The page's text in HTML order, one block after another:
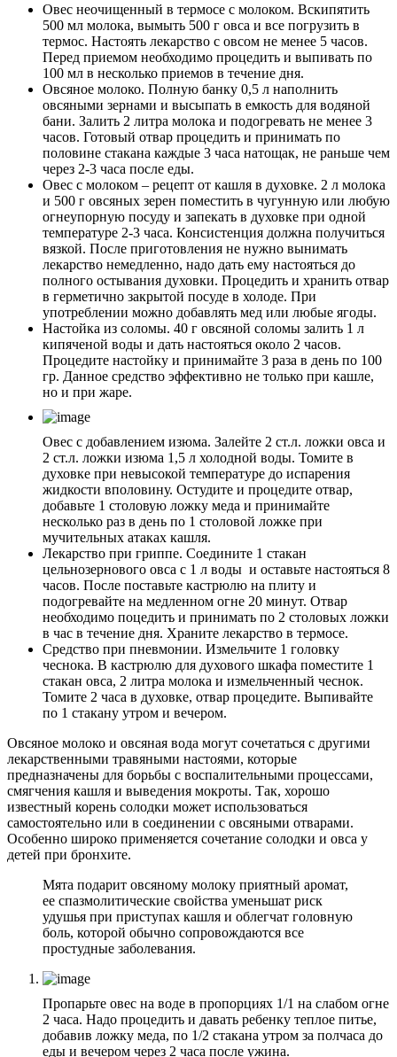
Овес неочищенный в термосе с молоком. Вскипятить
500 мл молока, вымыть 500 г овса и все погрузить в
термос. Настоять лекарство с овсом не менее 5 часов.
Перед приемом необходимо процедить и выпивать по
100 мл в несколько приемов в течение дня.
Овсяное молоко. Полную банку 0,5 л наполнить
овсяными зернами и высыпать в емкость для водяной
бани. Залить 2 литра молока и подогревать не менее 3
часов. Готовый отвар процедить и принимать по
половине стакана каждые 3 часа натощак, не раньше чем
через 2-3 часа после еды.
Овес с молоком – рецепт от кашля в духовке. 2 л молока
и 500 г овсяных зерен поместить в чугунную или любую
огнеупорную посуду и запекать в духовке при одной
температуре 2-3 часа. Консистенция должна получиться
вязкой. После приготовления не нужно вынимать
лекарство немедленно, надо дать ему настояться до
полного остывания духовки. Процедить и хранить отвар
в герметично закрытой посуде в холоде. При
употреблении можно добавлять мед или любые ягоды.
Настойка из соломы. 40 г овсяной соломы залить 1 л
кипяченой воды и дать настояться около 2 часов.
Процедите настойку и принимайте 3 раза в день по 100
гр. Данное средство эффективно не только при кашле,
но и при жаре.
Овес с добавлением изюма. Залейте 2 ст.л. ложки овса и
2 ст.л. ложки изюма 1,5 л холодной воды. Томите в
духовке при невысокой температуре до испарения
жидкости вполовину. Остудите и процедите отвар,
добавьте 1 столовую ложку меда и принимайте
несколько раз в день по 1 столовой ложке при
мучительных атаках кашля.
Лекарство при гриппе. Соедините 1 стакан
цельнозернового овса с 1 л воды и оставьте настояться 8
часов. После поставьте кастрюлю на плиту и
подогревайте на медленном огне 20 минут. Отвар
необходимо поцедить и принимать по 2 столовых ложки
в час в течение дня. Храните лекарство в термосе.
Средство при пневмонии. Измельчите 1 головку
чеснока. В кастрюлю для духового шкафа поместите 1
стакан овса, 2 литра молока и измельченный чеснок.
Томите 2 часа в духовке, отвар процедите. Выпивайте
по 1 стакану утром и вечером.
Овсяное молоко и овсяная вода могут сочетаться с другими
лекарственными травяными настоями, которые
предназначены для борьбы с воспалительными процессами,
смягчения кашля и выведения мокроты. Так, хорошо
известный корень солодки может использоваться
самостоятельно или в соединении с овсяными отварами.
Особенно широко применяется сочетание солодки и овса у
детей при бронхите.
Мята подарит овсяному молоку приятный аромат,
ее спазмолитические свойства уменьшат риск
удушья при приступах кашля и облегчат головную
боль, которой обычно сопровождаются все
простудные заболевания.
Пропарьте овес на воде в пропорциях 1/1 на слабом огне
2 часа. Надо процедить и давать ребенку теплое питье,
добавив ложку меда, по 1/2 стакана утром за полчаса до
еды и вечером через 2 часа после ужина.